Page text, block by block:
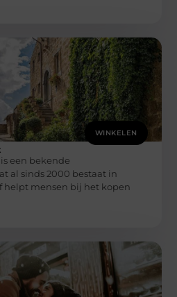
WINKELEN
een bekende
al sinds 2000 bestaat in
helpt mensen bij het kopen